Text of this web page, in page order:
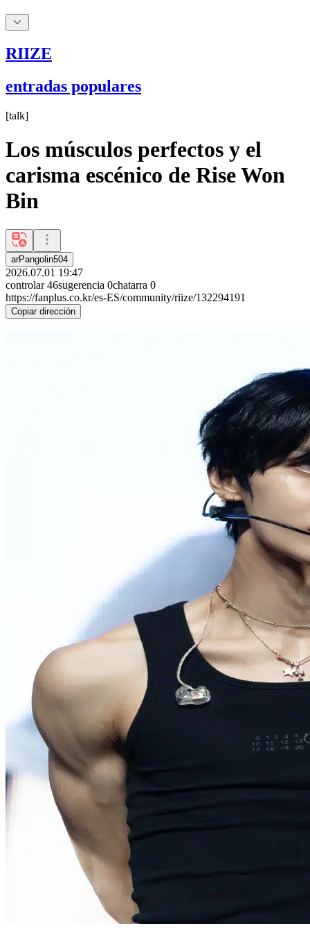
RIIZE
entradas populares
[talk]
Los músculos perfectos y el
carisma escénico de Rise Won
Bin
arPangolin504
2026.07.01 19:47
controlar 46sugerencia 0chatarra 0
https://fanplus.co.kr/es-ES/community/riize/132294191
Copiar dirección